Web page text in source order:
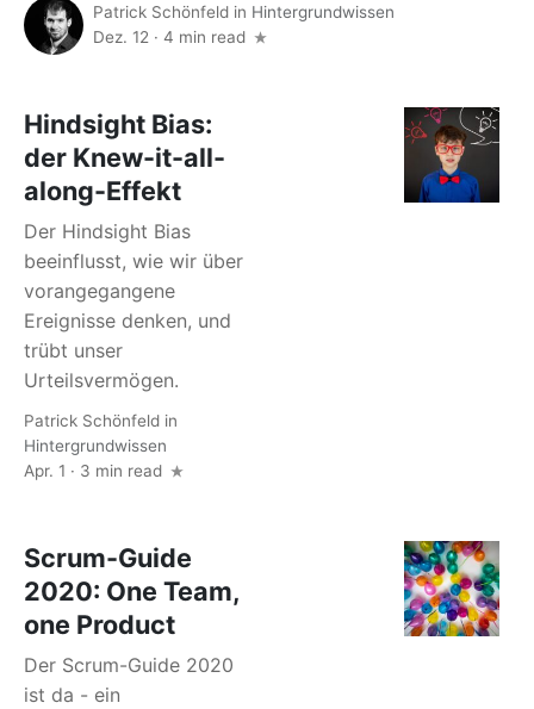
Patrick Schönfeld in Hintergrundwissen
Dez. 12 · 4 min read
Hindsight Bias:
der Knew-it-all-
along-Effekt
Der Hindsight Bias
beeinflusst, wie wir über
vorangegangene
Ereignisse denken, und
trübt unser
Urteilsvermögen.
Patrick Schönfeld in
Hintergrundwissen
Apr. 1 · 3 min read
Scrum-Guide
2020: One Team,
one Product
Der Scrum-Guide 2020
ist da - ein